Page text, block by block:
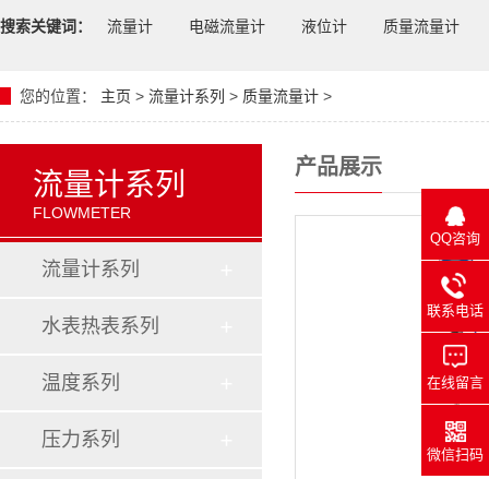
搜索关键词： 流量计 电磁流量计 液位计 质量流量计
您的位置： 主页 > 流量计系列 > 质量流量计 >
流量计系列
FLOWMETER
流量计系列
水表热表系列
温度系列
压力系列
产品展示
QQ咨询
联系电话
在线留言
微信扫码